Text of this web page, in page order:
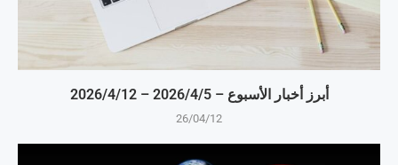
أبرز أخبار الأسبوع – 5‏/4‏/2026 – 12‏/4‏/2026
26/04/12